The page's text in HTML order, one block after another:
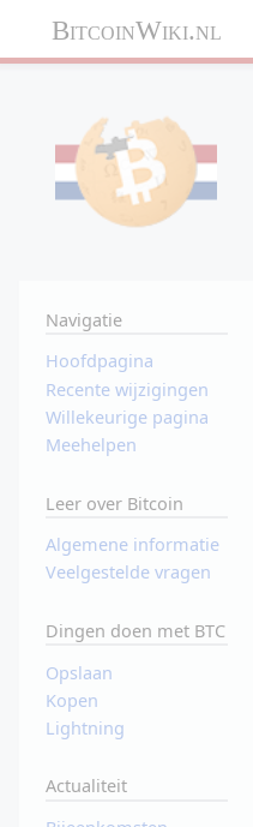
BitcoinWiki.nl
Navigatie
Hoofdpagina
Recente wijzigingen
Willekeurige pagina
Meehelpen
Leer over Bitcoin
Algemene informatie
Veelgestelde vragen
Dingen doen met BTC
Opslaan
Kopen
Lightning
Actualiteit